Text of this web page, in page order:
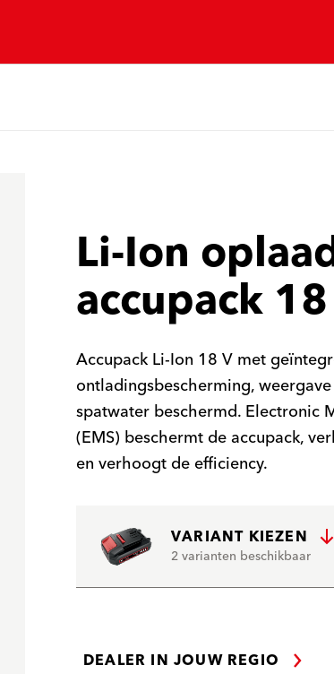
Li-Ion
accupack
Accupack Li-Ion 18 V met
ontladingsbescherming,
spatwater beschermd. Electronic
(EMS) beschermt de accupack,
en verhoogt de efficiency.
VARIANT KIEZEN
2 varianten beschikbaar
DEALER IN JOUW REGIO